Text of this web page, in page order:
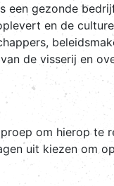
een gezonde
en de
de visserij en
om hierop te
uit kiezen om